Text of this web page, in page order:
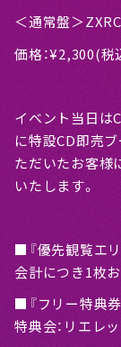
＜通常盤＞
価格：¥2,300(税
イベント当日は
に特設CD即売
ただいたお客様
いたします。
■『優先観覧エ
会計につき1枚
■『フリー特典
特典会：リエレ